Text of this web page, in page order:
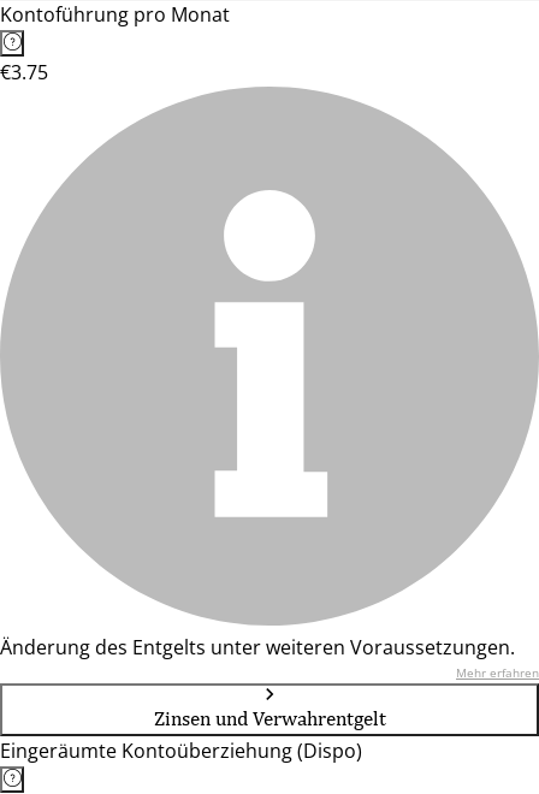
Kontoführung pro Monat
€3.75
Änderung des Entgelts unter weiteren Voraussetzungen.
Mehr erfahren
Zinsen und Verwahrentgelt
Eingeräumte Kontoüberziehung (Dispo)